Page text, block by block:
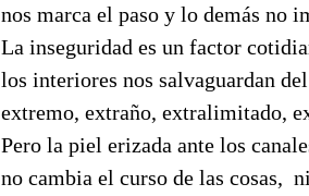
nos marca el paso y lo demás no
La inseguridad es un factor
los interiores nos salvaguardan
extremo, extraño, extralimitado,
Pero la piel erizada ante los
no cambia el curso de las cosas,